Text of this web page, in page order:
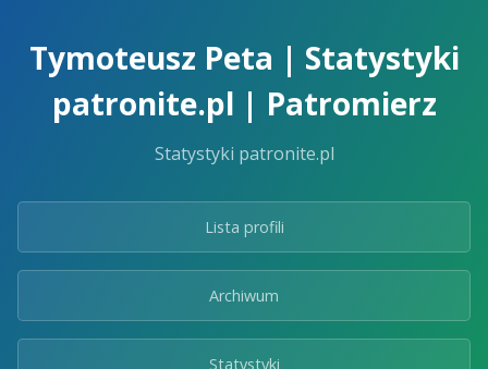
content.
Tymoteusz Peta | Statystyki
patronite.pl | Patromierz
Statystyki patronite.pl
Lista profili
Archiwum
Statystyki